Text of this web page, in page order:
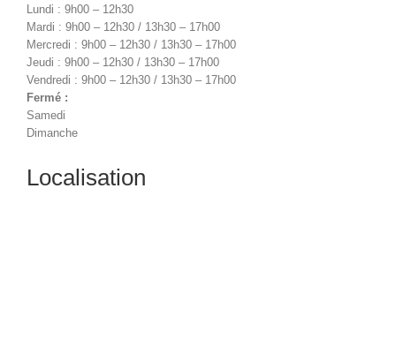
Lundi : 9h00 – 12h30
Mardi : 9h00 – 12h30 / 13h30 – 17h00
Mercredi : 9h00 – 12h30 / 13h30 – 17h00
Jeudi : 9h00 – 12h30 / 13h30 – 17h00
Vendredi : 9h00 – 12h30 / 13h30 – 17h00
Fermé :
Samedi
Dimanche
Localisation